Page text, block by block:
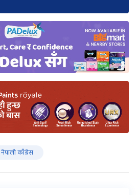
नेपाली काँग्रेस